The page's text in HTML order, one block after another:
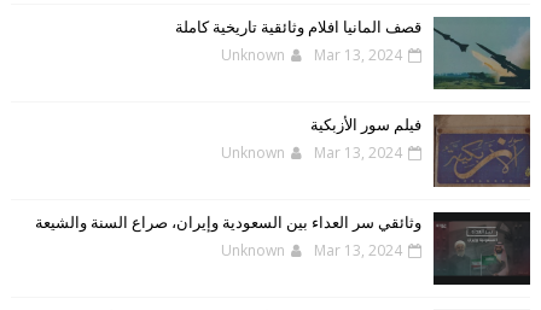
قصف المانيا افلام وثائقية تاريخية كاملة
Unknown Mar 13, 2024
فيلم سور الأزبكية
Unknown Mar 13, 2024
وثائقي سر العداء بين السعودية وإيران، صراع السنة والشيعة
Unknown Mar 13, 2024